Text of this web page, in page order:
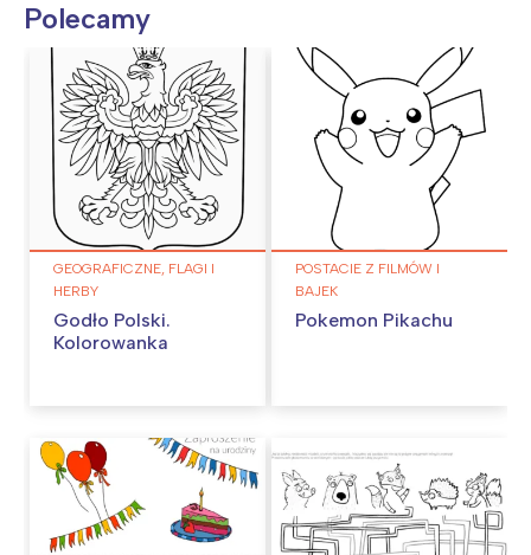
Polecamy
GEOGRAFICZNE, FLAGI I
HERBY
Godło Polski.
Kolorowanka
POSTACIE Z FILMÓW I
BAJEK
Pokemon Pikachu